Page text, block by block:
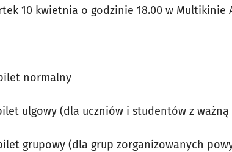
10 kwietnia o godzinie 18.00 w Multikinie
normalny
ulgowy (dla uczniów i studentów z
grupowy (dla grup zorganizowanych